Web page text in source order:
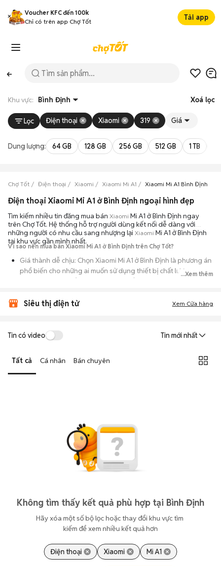
Voucher KFC đến 100k
Chỉ có trên app Chợ Tốt
Tải app
Khu vực: Bình Định Xoá lọc
Lọc Điện thoại Xiaomi 319 Giá
Dung lượng: 64 GB 128 GB 256 GB 512 GB 1 TB
Chợ Tốt Điện thoại Xiaomi Xiaomi Mi A1 Xiaomi Mi A1 Bình Định
Điện thoại Xiaomi Mi A1 ở Bình Định ngoại hình đẹp
Tìm kiếm nhiều tin đăng mua bán Xiaomi Mi A1 ở Bình Định ngay
trên Chợ Tốt. Hệ thống hỗ trợ người dùng kết nối dễ dàng với
những người có nhu cầu sang nhượng lại Xiaomi Mi A1 ở Bình Định
tại khu vực gần mình nhất.
Vì sao nên mua bán Xiaomi Mi A1 ở Bình Định trên Chợ Tốt?
Giá thành dễ chịu: Chọn Xiaomi Mi A1 ở Bình Định là phương án
phổ biến cho những ai muốn sử dụng thiết bị chất lượng
nhưng không muốn chi trả mức giá đắt đỏ của máy mới.
người dùng cá nhân thanh lý hoặc cửa hàng, với đầy đủ các
An tâm kiểm tra máy: Cơ chế mua bán hẹn gặp mặt giúp bạn
...Xem thêm
Siêu thị điện tử Xem Cửa hàng
Tin có video Tin mới nhất
Tất cả Cá nhân Bán chuyên
Không tìm thấy kết quả phù hợp tại Bình Định
Hãy xóa một số bộ lọc hoặc thay đổi khu vực tìm
kiếm để xem nhiều kết quả hơn
Điện thoại Xiaomi Mi A1